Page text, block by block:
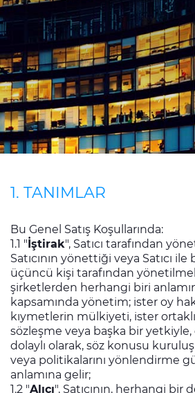
Sürdürülebilirlik
Yatırımcı İlişkileri
E Path
CPR
Medya
Etik Değerler
C@P
1. TANIMLAR
Bu Genel Satış Koşullarında:
1.1 "İştirak", Satıcı tarafından
Satıcının yönettiği veya Satıcı ile
üçüncü kişi tarafından
şirketlerden herhangi biri
kapsamında yönetim; ister oy
kıymetlerin mülkiyeti, ister
sözleşme veya başka bir
dolaylı olarak, söz konusu
veya politikalarını yönlendirme
anlamına gelir;
1.2 "Alıcı", Satıcının, herhangi bir